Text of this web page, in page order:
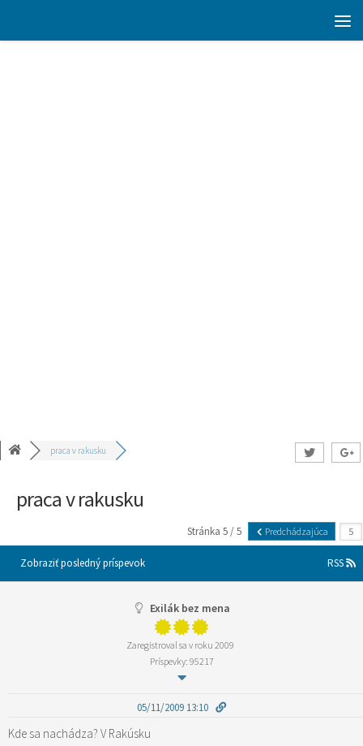
praca v rakusku
praca v rakusku
Stránka 5 / 5 Predchádzajúca
Zobraziť posledný príspevok RSS
Exilák bez mena
Zaregistroval sa v roku 2009
Príspevky: 95217
05/11/2009 13:10
Kde sa nachádza? V Rakúsku